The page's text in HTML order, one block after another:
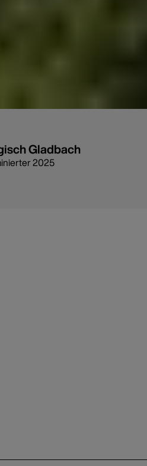
Gladbach
2025